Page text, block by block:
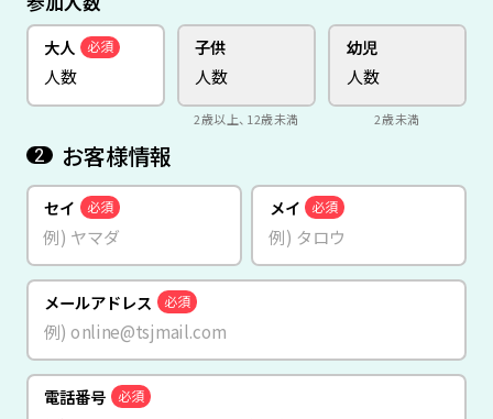
大人 必須 子供
2歳以上、12歳未満
幼児
2歳未満
2 お客様情報
セイ 必須 メイ 必須
メールアドレス 必須
電話番号 必須